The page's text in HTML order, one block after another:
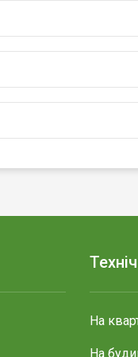
На
На